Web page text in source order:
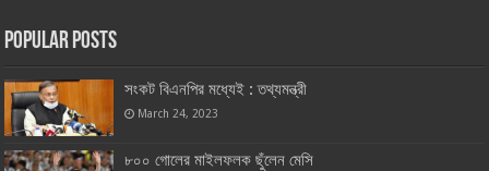
Popular Posts
সংকট বিএনপির মধ্যেই : তথ্যমন্ত্রী
March 24, 2023
৮০০ গোলের মাইলফলক ছুঁলেন মেসি